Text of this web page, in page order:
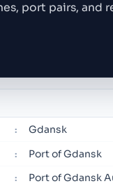
port pairs, and
: Gdansk
: Port of Gdansk
: Port of Gdansk